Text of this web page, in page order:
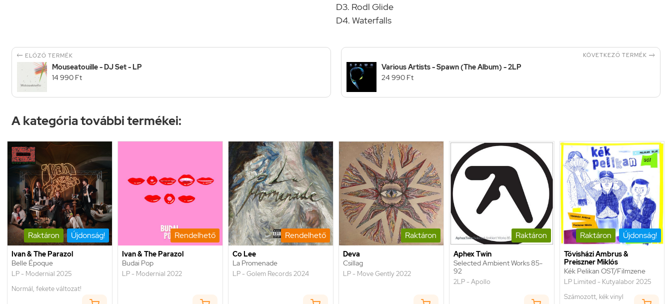
D3. Rodl Glide
D4. Waterfalls
 ELŐZŐ TERMÉK
Mouseatouille - DJ Set - LP
14 990 Ft
KÖVETKEZŐ TERMÉK 
Various Artists - Spawn (The Album) - 2LP
24 990 Ft
A kategória további termékei:
Raktáron Újdonság!
Ivan & The Parazol
Belle Époque
LP - Modernial 2025
Normál, fekete változat!
Rendelhető
Ivan & The Parazol
Budai Pop
LP - Modernial 2022
Rendelhető
Co Lee
La Promenade
LP - Golem Records 2024
Raktáron
Deva
Csillag
LP - Move Gently 2022
Raktáron
Aphex Twin
Selected Ambient Works 85-
92
2LP - Apollo
Raktáron Újdonság!
Tövisházi Ambrus &
Preiszner Miklós
Kék Pelikan OST/Filmzene
LP Limited - Kutyalabor 2025
Számozott, kék vinyl